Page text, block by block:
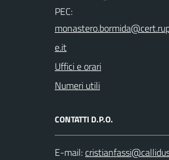
PEC:
Uffici e orari
Numeri utili
CONTATTI D.P.O.
E-mail: